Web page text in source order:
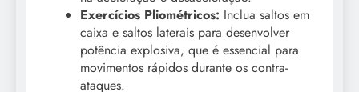
Exercícios Pliométricos: Inclua saltos em
caixa e saltos laterais para desenvolver
potência explosiva, que é essencial para
movimentos rápidos durante os contra-
ataques.